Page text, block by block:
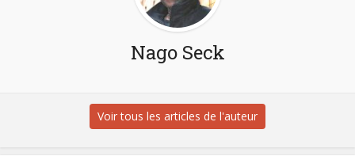
Nago Seck
Voir tous les articles de l'auteur